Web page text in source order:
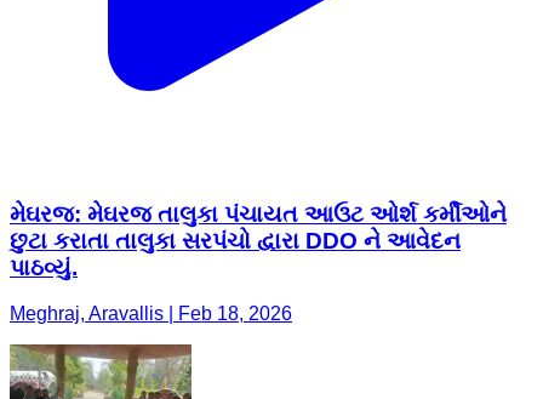
મેઘરજ: મેઘરજ તાલુકા પંચાયત આઉટ ઓર્શ કર્મીઓને
છુટા કરાતા તાલુકા સરપંચો દ્વારા DDO ને આવેદન
પાઠવ્યું.
Meghraj, Aravallis | Feb 18, 2026